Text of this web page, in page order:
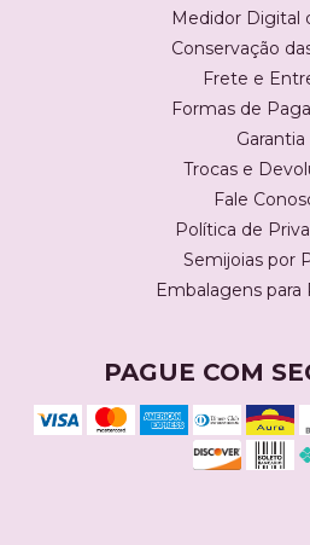
Medidor Digital
Conservação
Frete e
Formas de
Garantia
Trocas e
Fale
Política de
Semijoias por
Embalagens para
PAGUE COM